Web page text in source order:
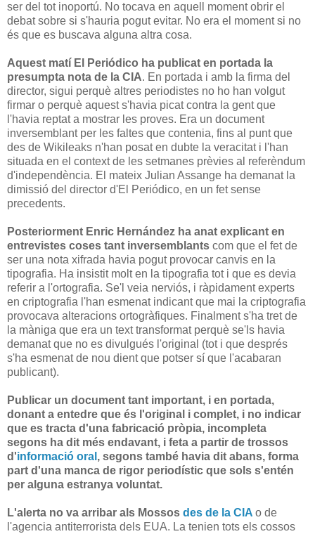
ser del tot inoportú. No tocava en aquell moment obrir el
debat sobre si s'hauria pogut evitar. No era el moment si no
és que es buscava alguna altra cosa.
Aquest matí El Periódico ha publicat en portada la
presumpta nota de la CIA. En portada i amb la firma del
director, sigui perquè altres periodistes no ho han volgut
firmar o perquè aquest s'havia picat contra la gent que
l'havia reptat a mostrar les proves. Era un document
inversemblant per les faltes que contenia, fins al punt que
des de Wikileaks n'han posat en dubte la veracitat i l'han
situada en el context de les setmanes prèvies al referèndum
d'independència. El mateix Julian Assange ha demanat la
dimissió del director d'El Periódico, en un fet sense
precedents.
Posteriorment Enric Hernández ha anat explicant en
entrevistes coses tant inversemblants com que el fet de
ser una nota xifrada havia pogut provocar canvis en la
tipografia. Ha insistit molt en la tipografia tot i que es devia
referir a l'ortografia. Se'l veia nerviós, i ràpidament experts
en criptografia l'han esmenat indicant que mai la criptografia
provocava alteracions ortogràfiques. Finalment s'ha tret de
la màniga que era un text transformat perquè se'ls havia
demanat que no es divulgués l'original (tot i que després
s'ha esmenat de nou dient que potser sí que l'acabaran
publicant).
Publicar un document tant important, i en portada,
donant a entedre que és l'original i complet, i no indicar
que es tracta d'una fabricació pròpia, incompleta
segons ha dit més endavant, i feta a partir de trossos
d'informació oral , segons també havia dit abans, forma
part d'una manca de rigor periodístic que sols s'entén
per alguna estranya voluntat.
L'alerta no va arribar als Mossos des de la CIA o de
l'agencia antiterrorista dels EUA. La tenien tots els cossos